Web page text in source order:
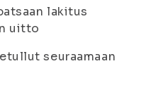
lakitus
uitto
seuraamaan